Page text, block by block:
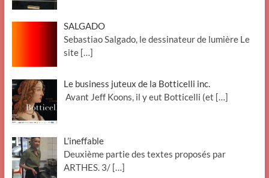
SALGADO
Sebastiao Salgado, le dessinateur de lumière Le
site […]
Le business juteux de la Botticelli inc.
Avant Jeff Koons, il y eut Botticelli (et […]
L’ineffable
Deuxième partie des textes proposés par
ARTHES. 3/ […]